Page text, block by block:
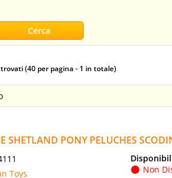
(40 per pagina - 1 in totale)
SHETLAND PONY PELUCHES
Toys
Non